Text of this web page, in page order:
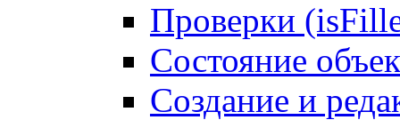
Проверки
Состояние
Создание и